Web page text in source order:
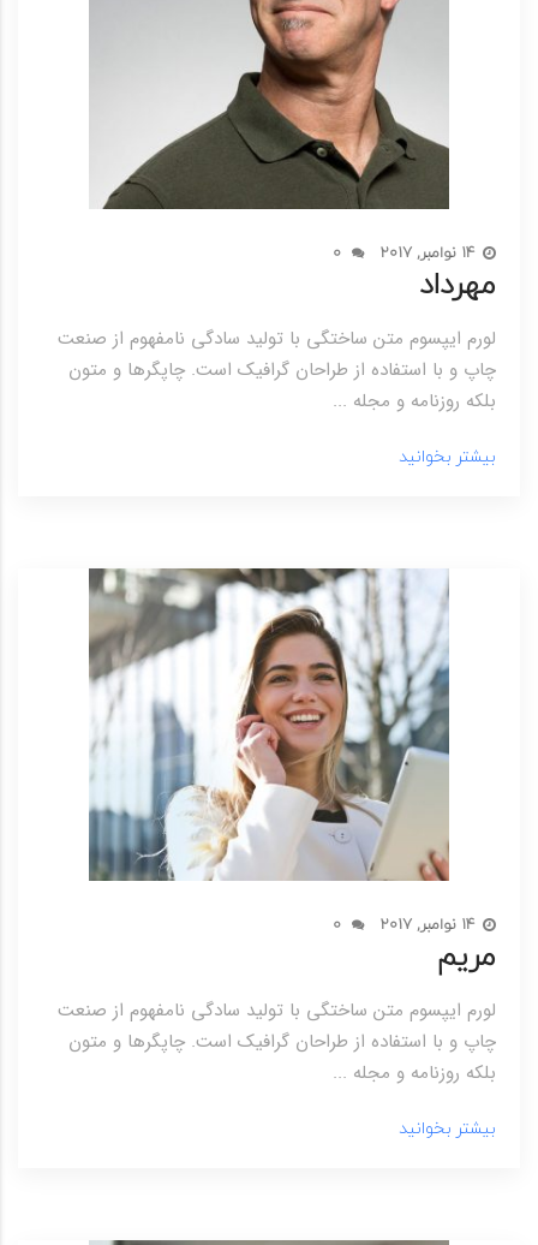
14 نوامبر, 2017 0
مهرداد
لورم ایپسوم متن ساختگی با تولید سادگی نامفهوم از صنعت
چاپ و با استفاده از طراحان گرافیک است. چاپگرها و متون
بلکه روزنامه و مجله ...
بیشتر بخوانید
14 نوامبر, 2017 0
مریم
لورم ایپسوم متن ساختگی با تولید سادگی نامفهوم از صنعت
چاپ و با استفاده از طراحان گرافیک است. چاپگرها و متون
بلکه روزنامه و مجله ...
بیشتر بخوانید